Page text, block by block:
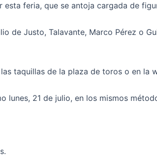
feria, que se antoja cargada de
de Justo, Talavante, Marco Pérez o
taquillas de la plaza de toros o en la
lunes, 21 de julio, en los mismos